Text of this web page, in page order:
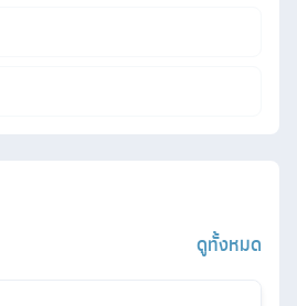
ดูทั้งหมด